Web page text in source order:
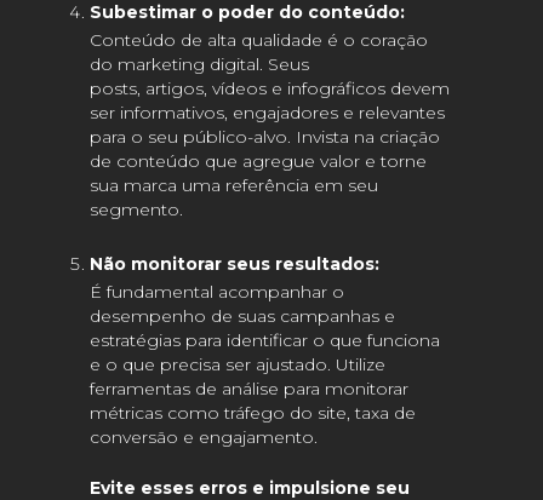
Subestimar o poder do conteúdo:
Conteúdo de alta qualidade é o coração
do marketing digital. Seus
posts, artigos, vídeos e infográficos devem
ser informativos, engajadores e relevantes
para o seu público-alvo. Invista na criação
de conteúdo que agregue valor e torne
sua marca uma referência em seu
segmento.
Não monitorar seus resultados:
É fundamental acompanhar o
desempenho de suas campanhas e
estratégias para identificar o que funciona
e o que precisa ser ajustado. Utilize
ferramentas de análise para monitorar
métricas como tráfego do site, taxa de
conversão e engajamento.
Evite esses erros e impulsione seu